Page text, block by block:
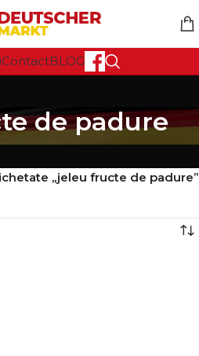
ContactBLOG
de padure
„jeleu fructe de padure”